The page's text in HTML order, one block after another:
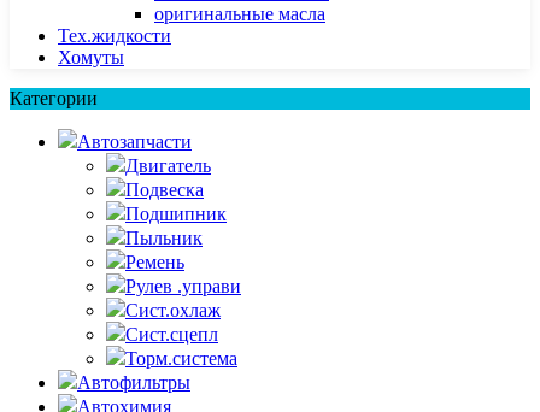
оригинальные масла
Тех.жидкости
Хомуты
Категории
Автозапчасти
Двигатель
Подвеска
Подшипник
Пыльник
Ремень
Рулев .управи
Сист.охлаж
Сист.сцепл
Торм.система
Автофильтры
Автохимия